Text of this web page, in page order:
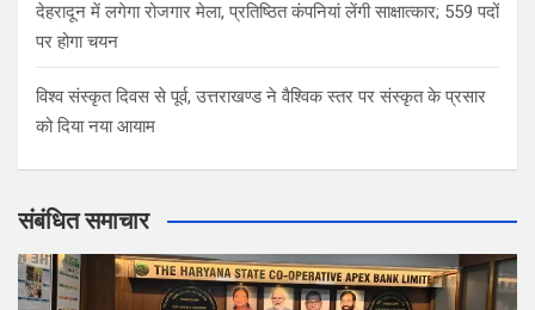
देहरादून में लगेगा रोजगार मेला, प्रतिष्ठित कंपनियां लेंगी साक्षात्कार; 559 पदों
पर होगा चयन
विश्व संस्कृत दिवस से पूर्व, उत्तराखण्ड ने वैश्विक स्तर पर संस्कृत के प्रसार
को दिया नया आयाम
संबंधित समाचार